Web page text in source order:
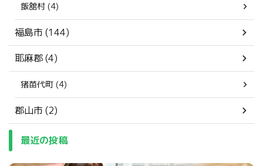
飯舘村 (4)
福島市 (144)
耶麻郡 (4)
猪苗代町 (4)
郡山市 (2)
最近の投稿